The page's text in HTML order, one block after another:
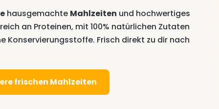
hausgemachte Mahlzeiten und hochwertiges
an Proteinen, mit 100% natürlichen Zutaten
Konservierungsstoffe. Frisch direkt zu dir nach
frischen Mahlzeiten